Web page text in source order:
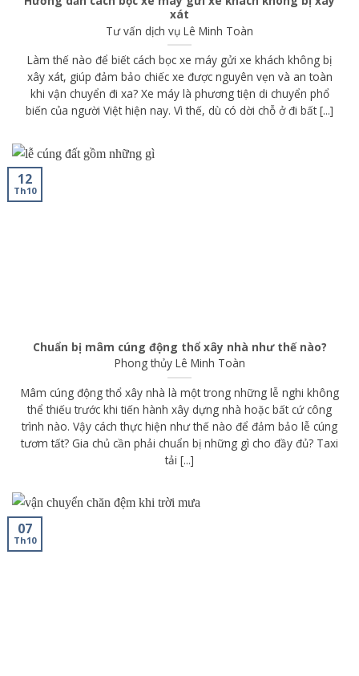
xát
Tư vấn dịch vụ Lê Minh Toàn
Làm thế nào để biết cách bọc xe máy gửi xe khách không bị
xây xát, giúp đảm bảo chiếc xe được nguyên vẹn và an toàn
khi vận chuyển đi xa? Xe máy là phương tiện di chuyển phổ
biến của người Việt hiện nay. Vì thế, dù có dời chỗ ở đi bất [...]
Chuẩn bị mâm cúng động thổ xây nhà như thế nào?
Phong thủy Lê Minh Toàn
Mâm cúng động thổ xây nhà là một trong những lễ nghi không
thể thiếu trước khi tiến hành xây dựng nhà hoặc bất cứ công
trình nào. Vậy cách thực hiện như thế nào để đảm bảo lễ cúng
tươm tất? Gia chủ cần phải chuẩn bị những gì cho đầy đủ? Taxi
tải [...]
12
Th10
07
Th10